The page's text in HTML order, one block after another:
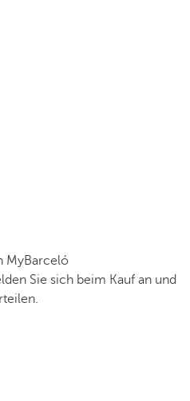
MyBarceló
Sie sich beim Kauf an und